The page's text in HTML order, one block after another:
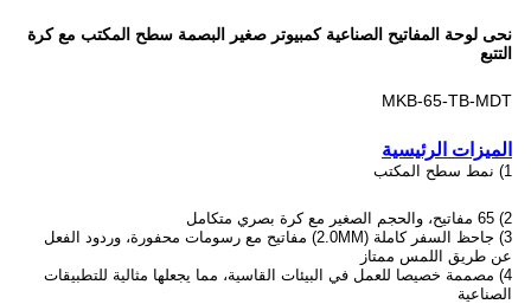
نحى لوحة المفاتيح الصناعية كمبيوتر صغير البصمة سطح المكتب مع كرة
التتبع
MKB-65-TB-MDT
الميزات الرئيسية
1) نمط سطح المكتب
2) 65 مفاتيح، والحجم الصغير مع كرة بصري متكامل
3) جاحظ السفر كاملة (2.0MM) مفاتيح مع رسومات محفورة، وردود الفعل
عن طريق اللمس ممتاز
4) مصممة خصيصا للعمل في البيئات القاسية، مما يجعلها مثالية للتطبيقات
الصناعية